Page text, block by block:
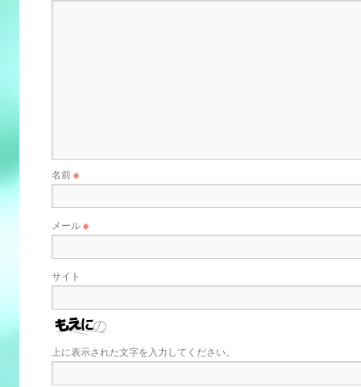
名前※
メール※
サイト
上に表示された文字を入力してください。